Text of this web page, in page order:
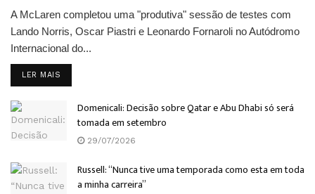
A McLaren completou uma "produtiva" sessão de testes com
Lando Norris, Oscar Piastri e Leonardo Fornaroli no Autódromo
Internacional do...
LER MAIS
Domenicali: Decisão sobre Qatar e Abu Dhabi só será
tomada em setembro
29/07/2026
Russell: “Nunca tive uma temporada como esta em toda
a minha carreira”